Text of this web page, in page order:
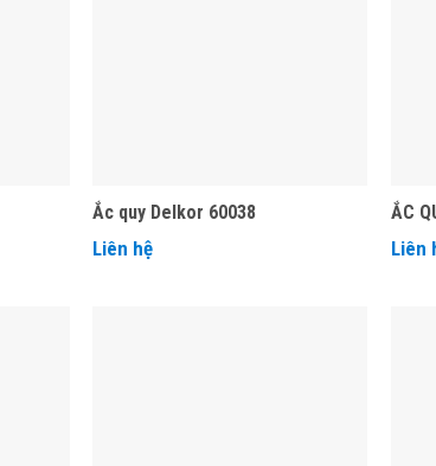
Ắc quy Delkor 60038
Liên hệ
ẮC
Liên